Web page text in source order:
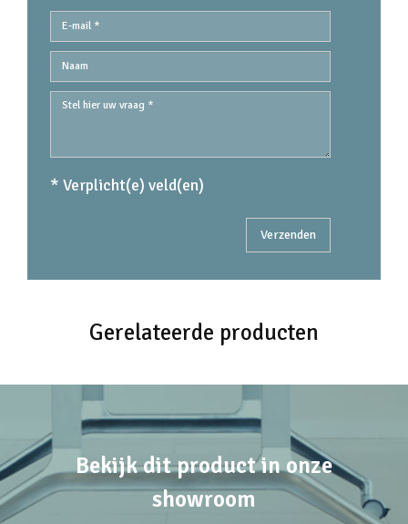
* Verplicht(e) veld(en)
Gerelateerde producten
Bekijk dit product in onze
showroom